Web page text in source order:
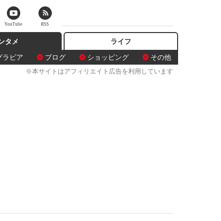
タメ
ラビア ブログ ショッピング その他
ライフ
※本サイトはアフィリエイト広告を利用しています
YouTube RSS